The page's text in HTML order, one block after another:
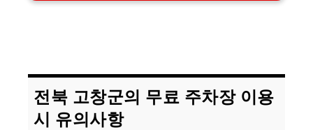
전북 고창군의 무료 주차장 이용
시 유의사항